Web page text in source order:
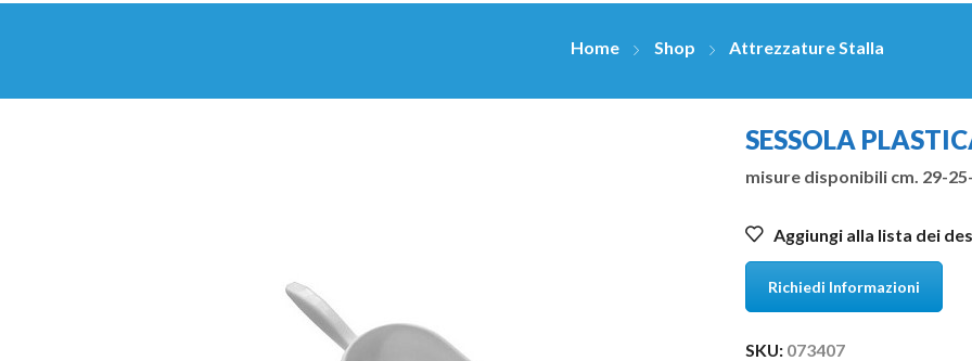
Home Shop Attrezzature Stalla
SESSOLA
misure disponibili cm. 29-
Aggiungi alla lista dei
Richiedi Informazioni
SKU: 073407